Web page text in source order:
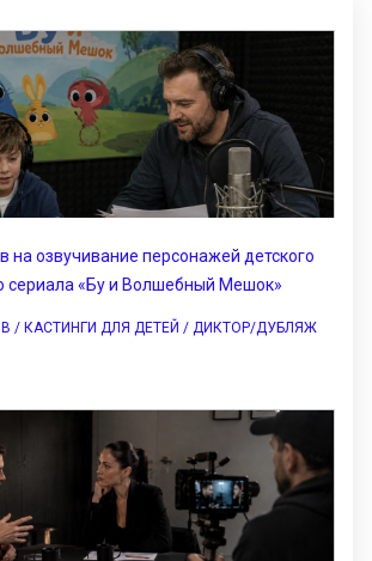
на озвучивание персонажей детского
сериала «Бу и Волшебный Мешок»
/ КАСТИНГИ ДЛЯ ДЕТЕЙ / ДИКТОР/ДУБЛЯЖ